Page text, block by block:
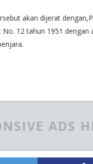
akan dijerat
12 tahun 1951 dengan
ADS